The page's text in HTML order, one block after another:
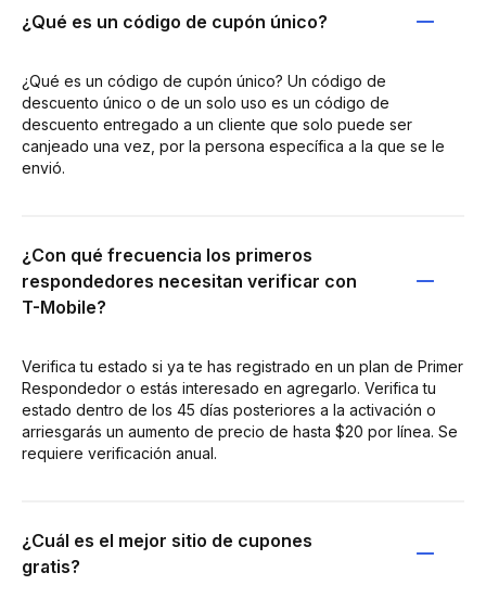
¿Qué es un código de cupón único?
¿Qué es un código de cupón único? Un código de
descuento único o de un solo uso es un código de
descuento entregado a un cliente que solo puede ser
canjeado una vez, por la persona específica a la que se le
envió.
¿Con qué frecuencia los primeros
respondedores necesitan verificar con
T-Mobile?
Verifica tu estado si ya te has registrado en un plan de Primer
Respondedor o estás interesado en agregarlo. Verifica tu
estado dentro de los 45 días posteriores a la activación o
arriesgarás un aumento de precio de hasta $20 por línea. Se
requiere verificación anual.
¿Cuál es el mejor sitio de cupones
gratis?